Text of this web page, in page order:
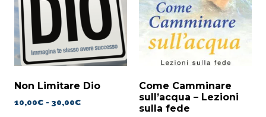
Non Limitare Dio
10,00€ - 30,00€
Come Camminare
sull’acqua – Lezioni
sulla fede